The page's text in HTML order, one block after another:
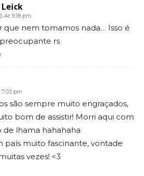
At 9:18 pm
que nem tomamos nada… Isso é
rs
7:03 pm
são sempre muito engraçados,
bom de assistir! Morri aqui com
de lhama hahahaha
país muito fascinante, vontade
vezes! <3